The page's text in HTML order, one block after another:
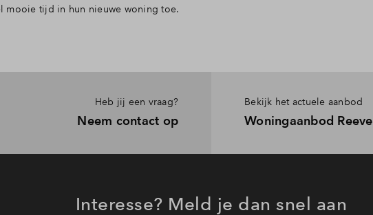
mooie tijd in hun nieuwe woning toe.
Heb jij een vraag?
Neem contact op
Bekijk het actuele aanbod
Woningaanbod Reeve
Interesse? Meld je dan snel aan